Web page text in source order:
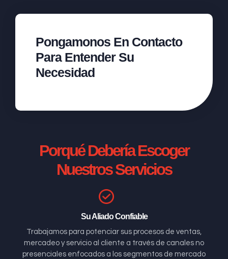
Pongamonos En Contacto
Para Entender Su
Necesidad
Porqué Debería Escoger
Nuestros Servicios
Su Aliado Confiable
Trabajamos para potenciar sus procesos de ventas,
mercadeo y servicio al cliente a través de canales no
presenciales enfocados a los segmentos de mercado